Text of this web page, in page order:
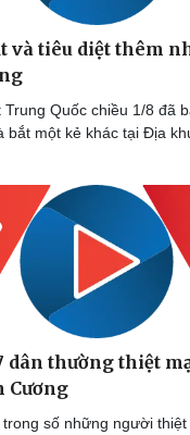
và tiêu diệt thêm
Trung Quốc chiều 1/8 đã
bắt một kẻ khác tại Địa
dân thường thiệt
Cương
số những người